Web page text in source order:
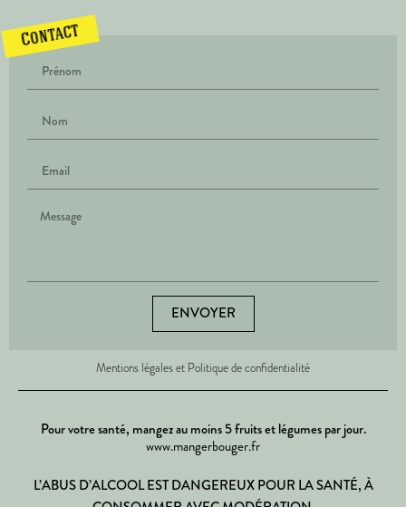
Contact
ENVOYER
Mentions légales et Politique de confidentialité
Pour votre santé, mangez au moins 5 fruits et légumes par jour.
www.mangerbouger.fr
L’ABUS D’ALCOOL EST DANGEREUX POUR LA SANTÉ, À